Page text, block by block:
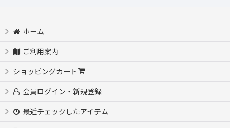
ホーム
ご利用案内
ショッピングカート
会員ログイン・新規登録
最近チェックしたアイテム